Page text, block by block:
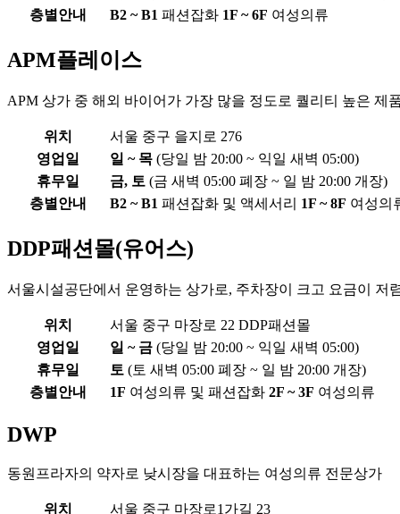
층별안내
B2 ~ B1 패션잡화 1F ~ 6F 여성의류
APM플레이스
APM 상가 중 해외 바이어가 가장 많을 정도로 퀄리티 높은 제
위치
서울 중구 을지로 276
영업일
일 ~ 목 (당일 밤 20:00 ~ 익일 새벽 05:00)
휴무일
금, 토 (금 새벽 05:00 폐장 ~ 일 밤 20:00 개장)
층별안내
B2 ~ B1 패션잡화 및 액세서리 1F ~ 8F 여성의
DDP패션몰(유어스)
서울시설공단에서 운영하는 상가로, 주차장이 크고 요금이 저
위치
서울 중구 마장로 22 DDP패션몰
영업일
일 ~ 금 (당일 밤 20:00 ~ 익일 새벽 05:00)
휴무일
토 (토 새벽 05:00 폐장 ~ 일 밤 20:00 개장)
층별안내
1F 여성의류 및 패션잡화 2F ~ 3F 여성의류
DWP
동원프라자의 약자로 낮시장을 대표하는 여성의류 전문상가
위치 서울 중구 마장로1가길 23